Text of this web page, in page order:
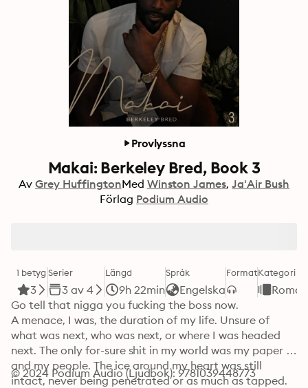
Provlyssna
Makai: Berkeley Bred, Book 3
Av Grey HuffingtonMed Winston James Ja'Air Bush
Förlag Podium Audio
1 betyg
3
Serier
3 av 4
Längd
9h 22min
Språk
Engelska
FormatKategori
Go tell that nigga you fucking the boss now.
A menace, I was, the duration of my life. Unsure of
what was next, who was next, or where I was headed
next. The only for-sure shit in my world was my paper
and my people. The ice around my heart was still
intact, never being penetrated or as much as tapped.
© 2024 Podium Audio (Ljudbok): 9781039448773